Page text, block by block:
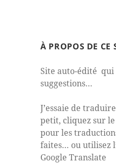
À PROPOS DE CE
Site auto-édité qui
suggestions…
J’essaie de
petit, cliquez sur
pour les
faites… ou utilisez
Google Translate